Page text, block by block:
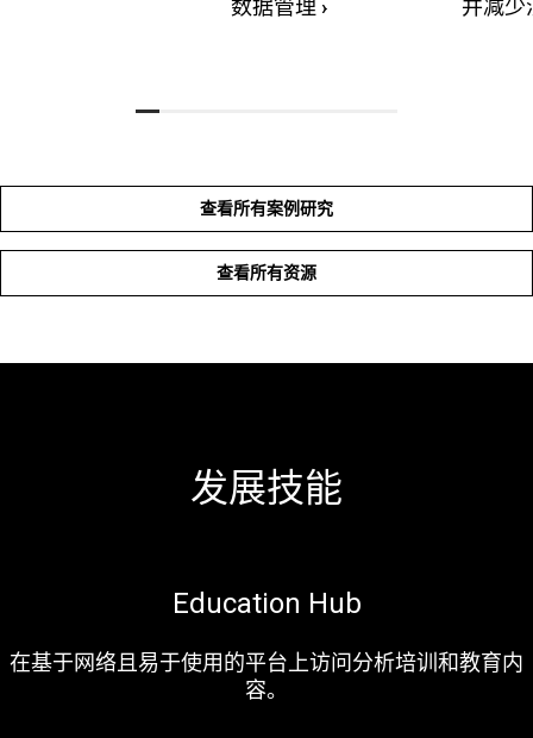
数据管理 › 并减少
查看所有案例研究
查看所有资源
发展技能
Education Hub
在基于网络且易于使用的平台上访问分析培训和教育内
容。